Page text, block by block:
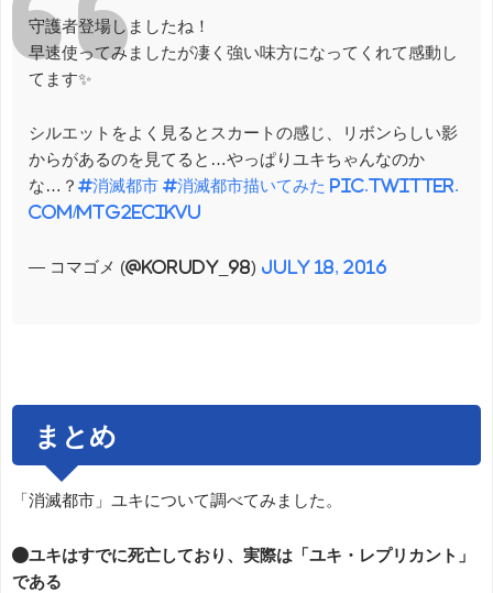
守護者登場しましたね！
早速使ってみましたが凄く強い味方になってくれて感動し
てます✨
シルエットをよく見るとスカートの感じ、リボンらしい影
からがあるのを見てると…やっぱりユキちゃんなのか
な…？ #消滅都市 #消滅都市描いてみた pic.twitter.
com/mTg2eCikVU
— コマゴメ (@korudy_98) July 18, 2016
まとめ
「消滅都市」ユキについて調べてみました。
●ユキはすでに死亡しており、実際は「ユキ・レプリカント」
である